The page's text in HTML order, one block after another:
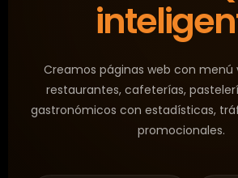
Creamos páginas web con menú
restaurantes, cafeterías,
gastronómicos con estadísticas,
promocionales.